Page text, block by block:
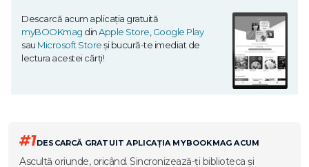
Descarcă acum aplicația gratuită
myBOOKmag dinApple Store,Google Play
sau Microsoft Storeși bucură-te imediat de
lectura acestei cărți!
#1DESCARCĂ GRATUIT APLICAȚIA MYBOOKMAG ACUM
Ascultă oriunde, oricând. Sincronizează-ți biblioteca și